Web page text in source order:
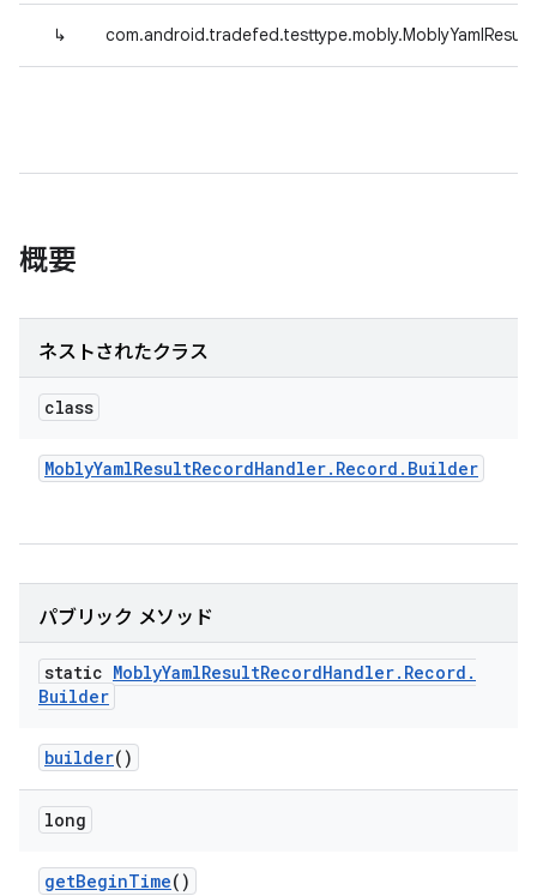
↳
概要
ネストされたクラス
class
MoblyYamlResultRecordHandler. Record . Builder
パブリック メソッド
static MoblyYamlResultRecordHandler. Record .
Builder
builder()
long
getBeginTime()